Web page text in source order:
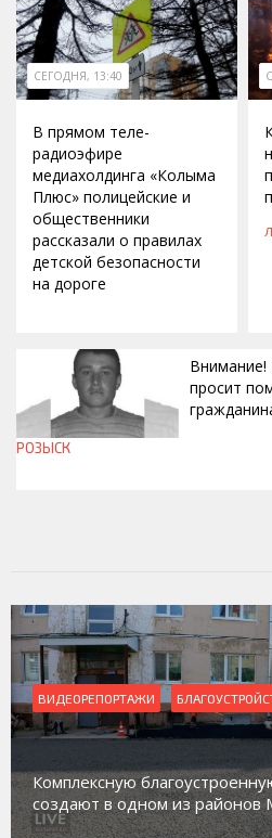
СЕГОДНЯ, 13:40
В прямом теле-
радиоэфире
медиахолдинга «Колыма
Плюс» полицейские и
общественники
рассказали о правилах
детской безопасности
на дороге
Внимание!
просит
РОЗЫСК
ВИДЕОРЕПОРТАЖИ
Комплексную
создают в одном из районов